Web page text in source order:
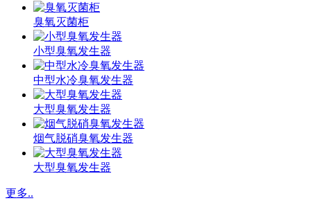
臭氧灭菌柜
小型臭氧发生器
中型水冷臭氧发生器
大型臭氧发生器
烟气脱硝臭氧发生器
大型臭氧发生器
更多..